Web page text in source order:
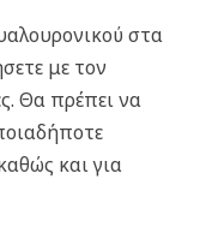
στα
με τον
Θα πρέπει να
και για